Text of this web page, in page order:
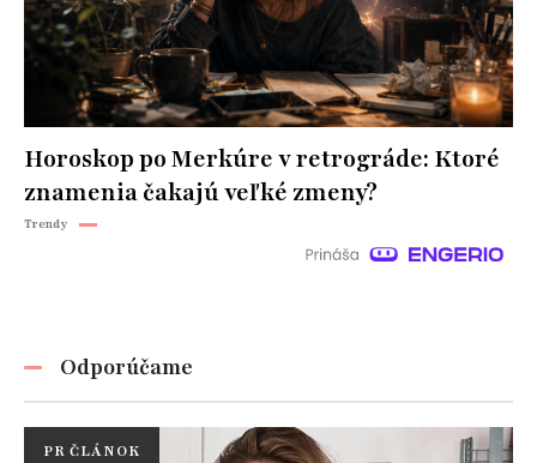
Horoskop po Merkúre v retrográde: Ktoré
znamenia čakajú veľké zmeny?
Trendy
Odporúčame
PR ČLÁNOK